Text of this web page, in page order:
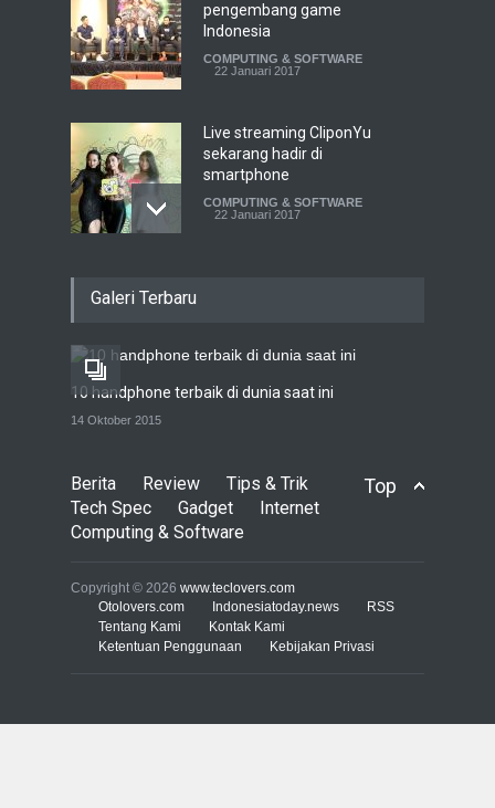
pengembang game
Indonesia
COMPUTING & SOFTWARE
22 Januari 2017
Live streaming CliponYu
sekarang hadir di
smartphone
COMPUTING & SOFTWARE
22 Januari 2017
COMPUTING & SOFTWARE
7 Januari 2017
turunkan penawaran ke 4,48
miliar dolar
INTERNET
Galeri Terbaru
10 handphone terbaik di dunia saat ini
14 Oktober 2015
Top
Berita Review
Tips & Trik
Tech Spec
Gadget
Internet
Computing & Software
Copyright © 2026 www.teclovers.com
Otolovers.com
Indonesiatoday.news
RSS
Tentang Kami
Kontak Kami
Ketentuan Penggunaan
Kebijakan Privasi